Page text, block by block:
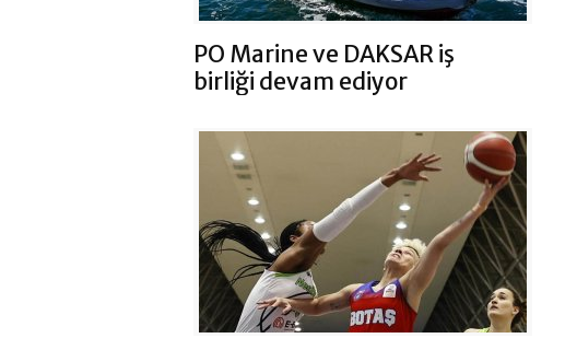
PO Marine ve DAKSAR iş
birliği devam ediyor